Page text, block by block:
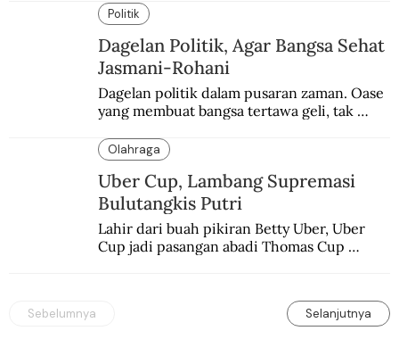
memblokade Rafah.
Politik
Dagelan Politik, Agar Bangsa Sehat
Jasmani-Rohani
Dagelan politik dalam pusaran zaman. Oase
yang membuat bangsa tertawa geli, tak
Olahraga
Uber Cup, Lambang Supremasi
Bulutangkis Putri
Lahir dari buah pikiran Betty Uber, Uber
Cup jadi pasangan abadi Thomas Cup
Sebelumnya Selanjutnya